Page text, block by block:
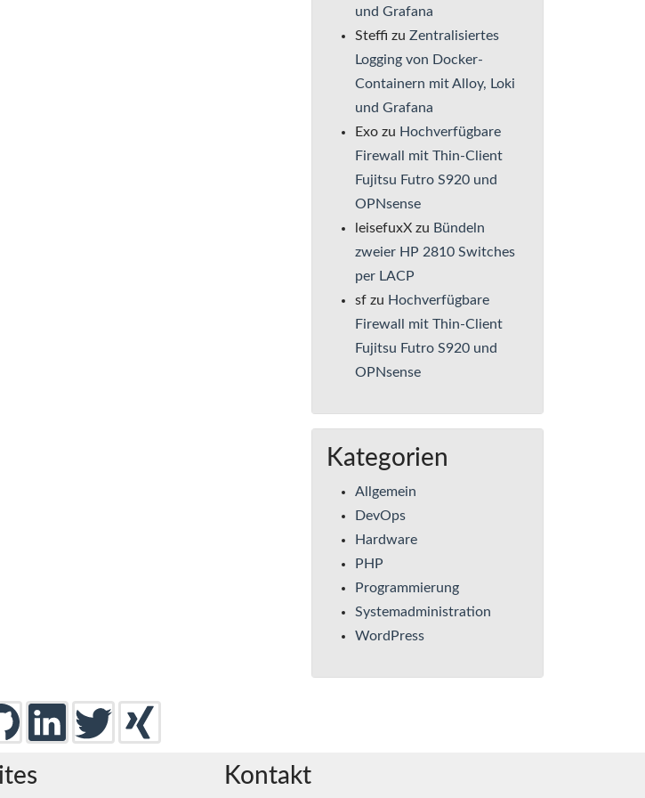
und Grafana
Steffi zu Zentralisiertes
Logging von Docker-
Containern mit Alloy, Loki
und Grafana
Exo zu Hochverfügbare
Firewall mit Thin-Client
Fujitsu Futro S920 und
OPNsense
leisefuxX zu Bündeln
zweier HP 2810 Switches
per LACP
sf zu Hochverfügbare
Firewall mit Thin-Client
Fujitsu Futro S920 und
OPNsense
Kategorien
Allgemein
DevOps
Hardware
PHP
Programmierung
Systemadministration
WordPress
Kontakt